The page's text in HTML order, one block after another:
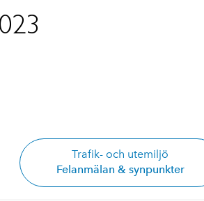
Trafik- och utemiljö
Felanmälan & synpunkter